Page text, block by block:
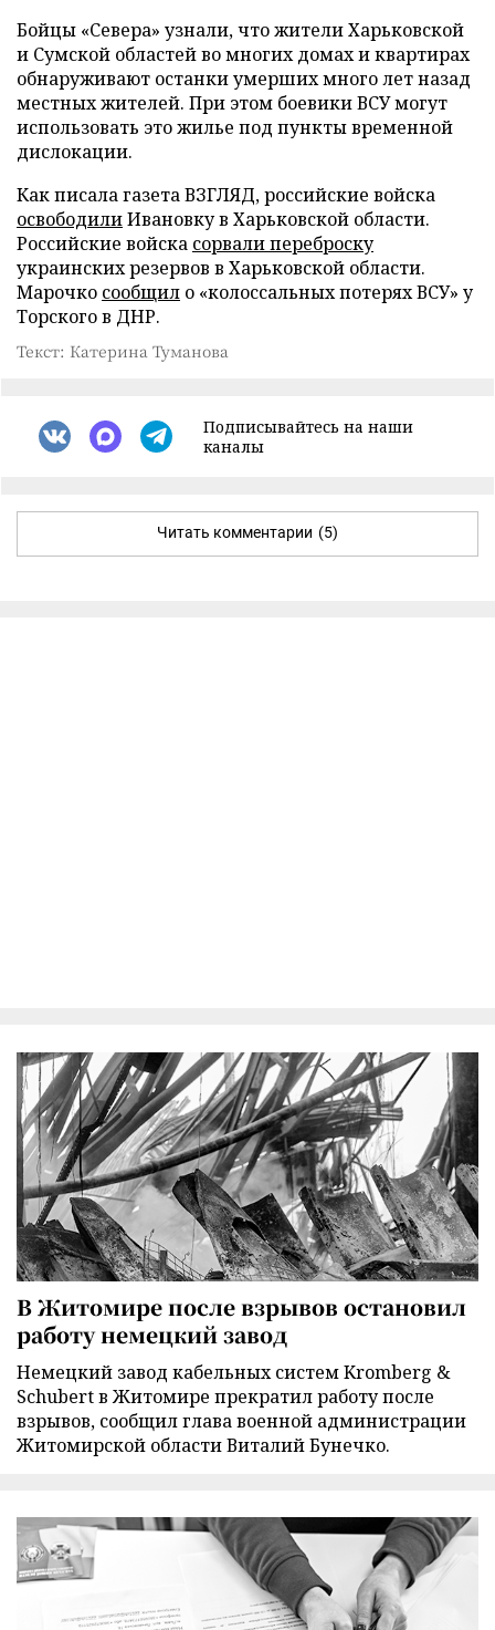
Бойцы «Севера» узнали, что жители Харьковской
и Сумской областей во многих домах и квартирах
обнаруживают останки умерших много лет назад
местных жителей. При этом боевики ВСУ могут
использовать это жилье под пункты временной
дислокации.
Как писала газета ВЗГЛЯД, российские войска
освободилиИвановку в Харьковской области.
Российские войска сорвали переброску
украинских резервов в Харьковской области.
Марочко сообщил о «колоссальных потерях ВСУ» у
Торского в ДНР.
Текст: Катерина Туманова
Подписывайтесь на наши
каналы
Читать комментарии (5)
В Житомире после взрывов остановил
работу немецкий завод
Немецкий завод кабельных систем Kromberg &
Schubert в Житомире прекратил работу после
взрывов, сообщил глава военной администрации
Житомирской области Виталий Бунечко.